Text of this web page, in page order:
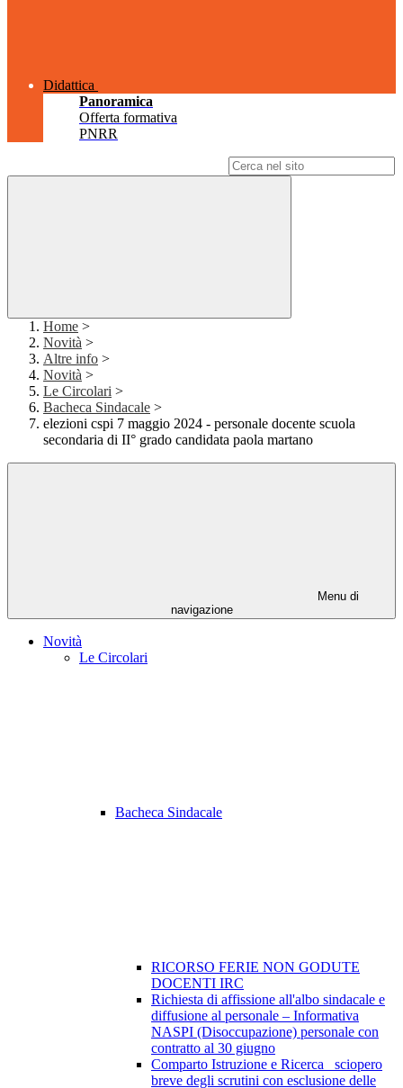
Didattica
Panoramica
Offerta formativa
PNRR
Home >
Novità >
Altre info >
Novità >
Le Circolari >
Bacheca Sindacale >
elezioni cspi 7 maggio 2024 - personale docente scuola
secondaria di II° grado candidata paola martano
Menu di
navigazione
Novità
Le Circolari
Bacheca Sindacale
RICORSO FERIE NON GODUTE
DOCENTI IRC
Richiesta di affissione all'albo sindacale e
diffusione al personale – Informativa
NASPI (Disoccupazione) personale con
contratto al 30 giugno
Comparto Istruzione e Ricerca_ sciopero
breve degli scrutini con esclusione delle